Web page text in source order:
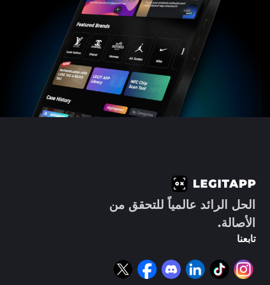
الحل الرائد عالمياً للتحقق من
الأصالة.
تابعنا